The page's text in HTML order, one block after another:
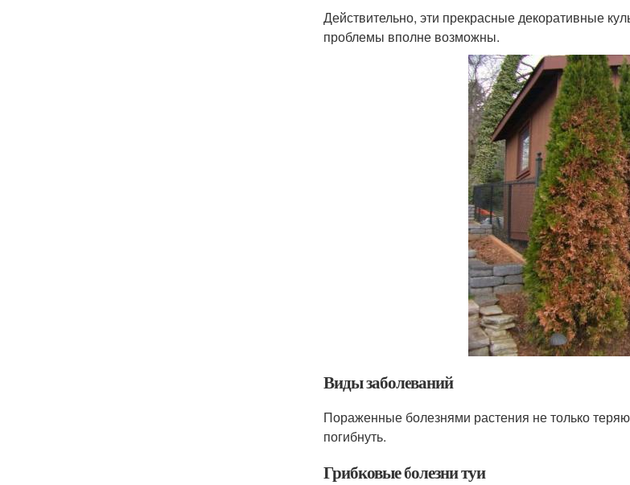
Действительно, эти прекрасные декоративные
проблемы вполне возможны.
Виды заболеваний
Пораженные болезнями растения не только
погибнуть.
Грибковые болезни туи